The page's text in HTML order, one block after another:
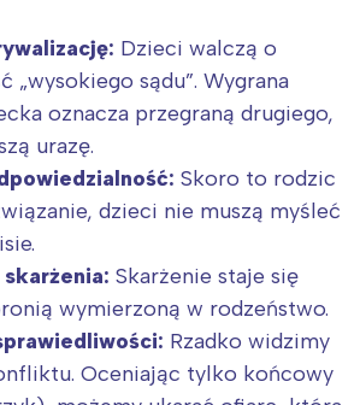
Dzieci walczą o
„wysokiego sądu”. Wygrana
oznacza przegraną drugiego,
urazę.
Skoro to rodzic
dzieci nie muszą myśleć
Skarżenie staje się
wymierzoną w rodzeństwo.
Rzadko widzimy
Oceniając tylko końcowy